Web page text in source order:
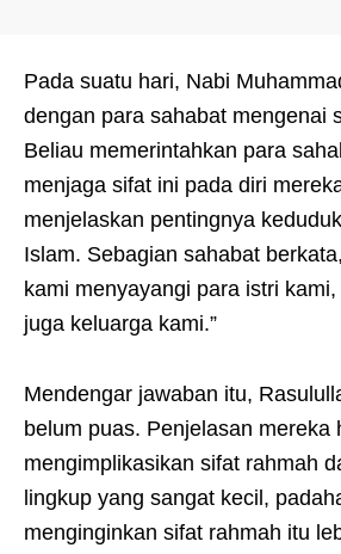
Pada suatu hari, Nabi
dengan para sahabat mengenai
Beliau memerintahkan para
menjaga sifat ini pada diri
menjelaskan pentingnya
Islam. Sebagian sahabat
kami menyayangi para istri
juga keluarga kami.”
Mendengar jawaban itu,
belum puas. Penjelasan mereka
mengimplikasikan sifat rahmah
lingkup yang sangat kecil,
menginginkan sifat rahmah itu